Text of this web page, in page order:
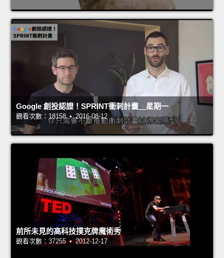
Google 創投認證！SPRINT衝刺計畫＿星期一
觀看次數：18158 • 2016-08-12
前所未見的高科技撲克牌魔術秀
觀看次數：37255 • 2012-12-17